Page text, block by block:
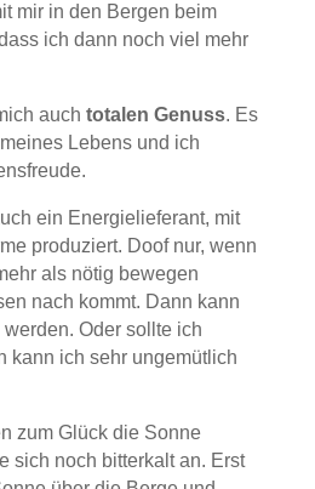
mir in den Bergen beim
ich dann noch viel mehr
auch totalen Genuss. Es
Lebens und ich
ein Energielieferant, mit
produziert. Doof nur, wenn
als nötig bewegen
nach kommt. Dann kann
Oder sollte ich
kann ich sehr ungemütlich
zum Glück die Sonne
sich noch bitterkalt an. Erst